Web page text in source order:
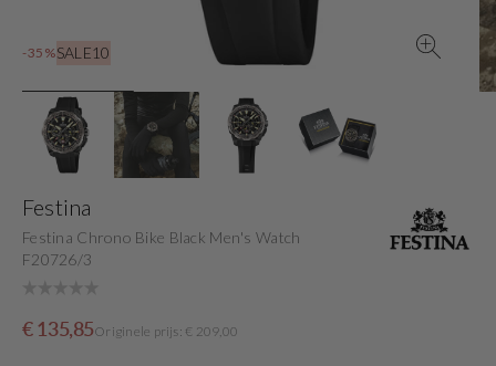
-35%SALE10
Festina
Festina Chrono Bike Black Men's Watch
F20726/3
Sale
€ 135,85
OrigineleOriginele prijs: € 209,00